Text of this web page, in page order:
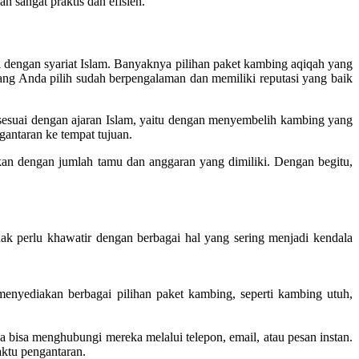
syariat Islam. Banyaknya pilihan paket kambing aqiqah yang
Anda pilih sudah berpengalaman dan memiliki reputasi yang baik
dengan ajaran Islam, yaitu dengan menyembelih kambing yang
ke tempat tujuan.
dengan jumlah tamu dan anggaran yang dimiliki. Dengan begitu,
perlu khawatir dengan berbagai hal yang sering menjadi kendala
berbagai pilihan paket kambing, seperti kambing utuh,
menghubungi mereka melalui telepon, email, atau pesan instan.
pengantaran.